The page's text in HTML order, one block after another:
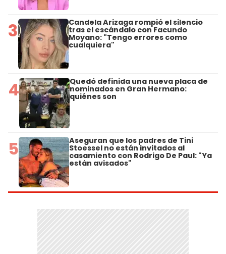
3 Candela Arizaga rompió el silencio
tras el escándalo con Facundo
Moyano: "Tengo errores como
cualquiera"
4 Quedó definida una nueva placa de
nominados en Gran Hermano:
quiénes son
5 Aseguran que los padres de Tini
Stoessel no están invitados al
casamiento con Rodrigo De Paul: "Ya
están avisados"